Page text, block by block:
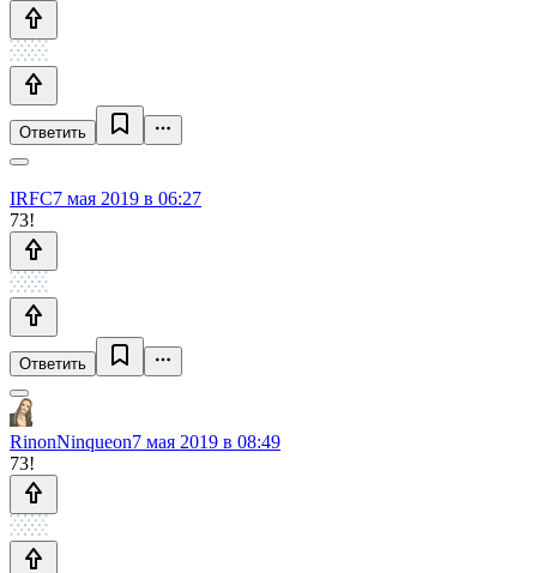
Ответить
IRFC7 мая 2019 в 06:27
73!
Ответить
RinonNinqueon7 мая 2019 в 08:49
73!